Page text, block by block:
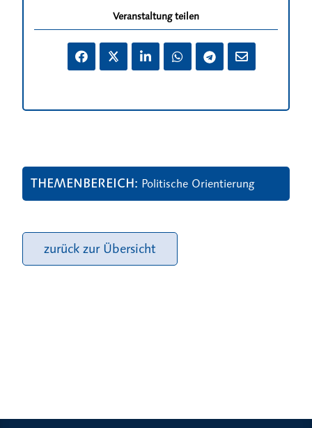
Veranstaltung teilen
THEMENBEREICH Politische Orientierung
zurück zur Übersicht